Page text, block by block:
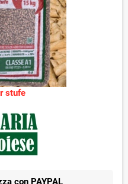
stufe
con PAYPAL